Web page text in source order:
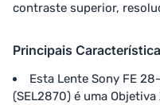
contraste superior,
Principais
Esta Lente Sony FE
(SEL2870) é uma